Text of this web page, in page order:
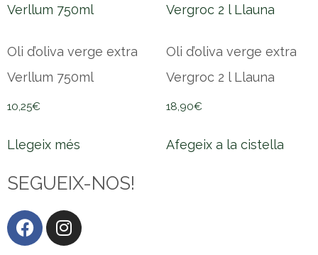
Oli d’oliva verge extra
Verllum 750ml
10,25€
Llegeix més
Oli d’oliva verge extra
Vergroc 2 l Llauna
18,90€
Afegeix a la cistella
SEGUEIX-NOS!